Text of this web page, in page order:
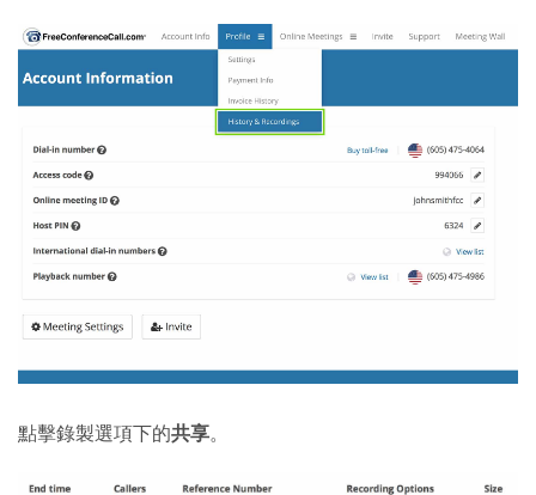
點擊錄製選項下的共享。